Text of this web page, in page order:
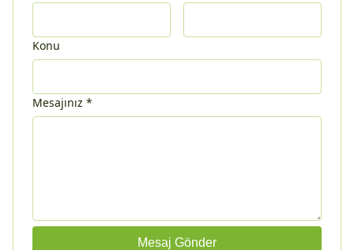
Konu
Mesajınız *
Mesaj Gönder